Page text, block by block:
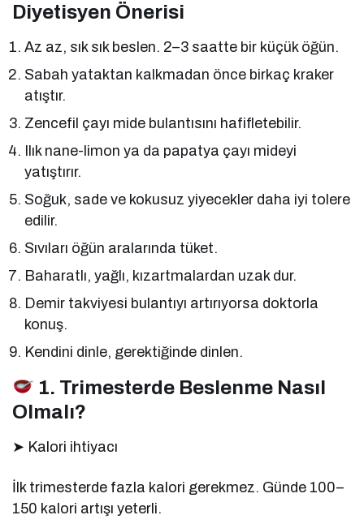
Diyetisyen Önerisi
Az az, sık sık beslen. 2–3 saatte bir küçük öğün.
Sabah yataktan kalkmadan önce birkaç kraker
atıştır.
Zencefil çayı mide bulantısını hafifletebilir.
Ilık nane-limon ya da papatya çayı mideyi
yatıştırır.
Soğuk, sade ve kokusuz yiyecekler daha iyi tolere
edilir.
Sıvıları öğün aralarında tüket.
Baharatlı, yağlı, kızartmalardan uzak dur.
Demir takviyesi bulantıyı artırıyorsa doktorla
konuş.
Kendini dinle, gerektiğinde dinlen.
1. Trimesterde Beslenme Nasıl
Olmalı?
➤ Kalori ihtiyacı
İlk trimesterde fazla kalori gerekmez. Günde 100–
150 kalori artışı yeterli.